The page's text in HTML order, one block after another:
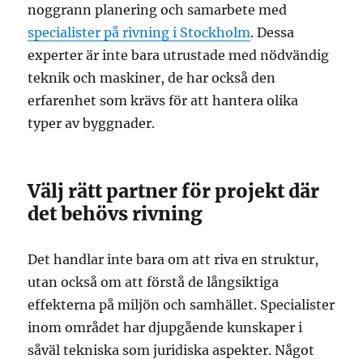
noggrann planering och samarbete med
specialister på rivning i Stockholm. Dessa
experter är inte bara utrustade med nödvändig
teknik och maskiner, de har också den
erfarenhet som krävs för att hantera olika
typer av byggnader.
Välj rätt partner för projekt där
det behövs rivning
Det handlar inte bara om att riva en struktur,
utan också om att förstå de långsiktiga
effekterna på miljön och samhället. Specialister
inom området har djupgående kunskaper i
såväl tekniska som juridiska aspekter. Något